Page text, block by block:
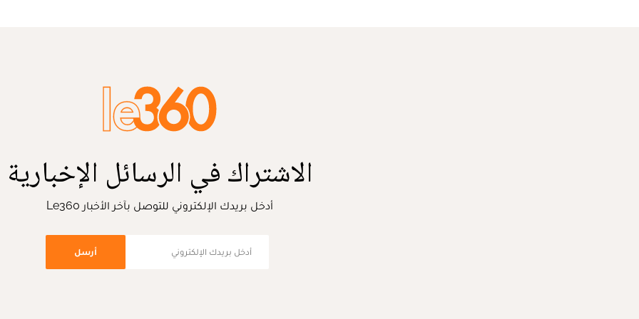
الاشتراك في الرسائل الإخبارية
أدخل بريدك الإلكتروني للتوصل بآخر الأخبار Le360
أرسل